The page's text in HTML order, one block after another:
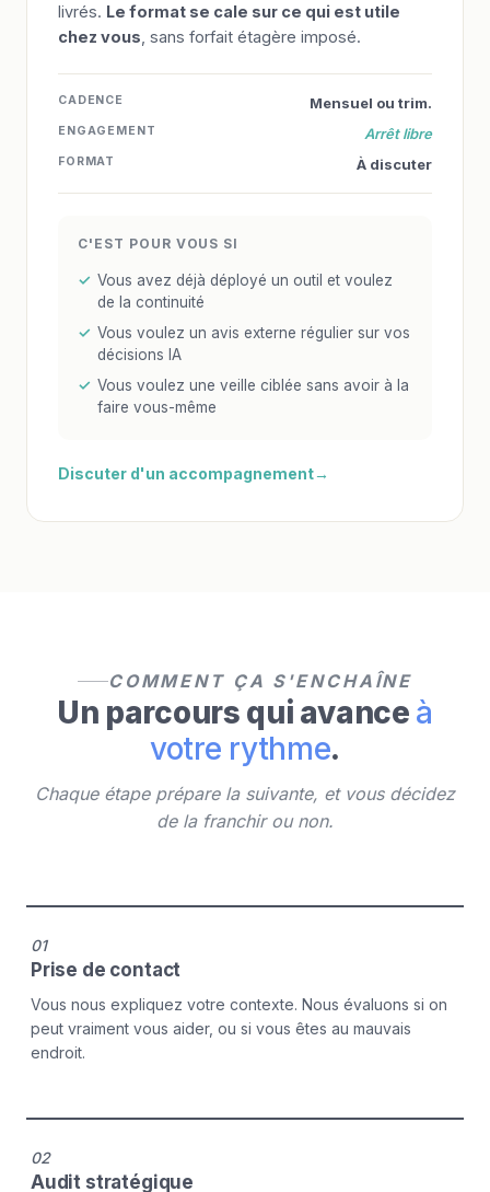
livrés. Le format se cale sur ce qui est utile
chez vous , sans forfait étagère imposé.
CADENCE Mensuel ou trim.
ENGAGEMENT Arrêt libre
FORMAT À discuter
C'EST POUR VOUS SI
Vous avez déjà déployé un outil et voulez
de la continuité
Vous voulez un avis externe régulier sur vos
décisions IA
Vous voulez une veille ciblée sans avoir à la
faire vous-même
Discuter d'un accompagnement
COMMENT ÇA S'ENCHAÎNE
Un parcours qui avance à
votre rythme.
Chaque étape prépare la suivante, et vous décidez
de la franchir ou non.
01
Prise de contact
Vous nous expliquez votre contexte. Nous évaluons si on
peut vraiment vous aider, ou si vous êtes au mauvais
endroit.
02
Audit stratégique